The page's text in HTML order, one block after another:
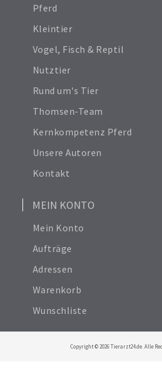
Pferd
Kleintier
Vogel, Fisch & Reptil
Nutztier
Rund um's Tier
Thomsen-Team
Kernkompetenz Pferd
Unsere Autoren
Kontakt
MEIN KONTO
Mein Konto
Aufträge
Adressen
Warenkorb
Wunschliste
Copyright © 2026 Tierarzt24.de. Alle